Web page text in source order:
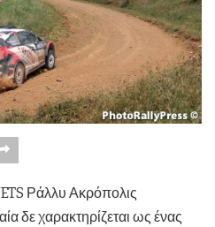
Ράλλυ Ακρόπολις
δε χαρακτηρίζεται ως ένας